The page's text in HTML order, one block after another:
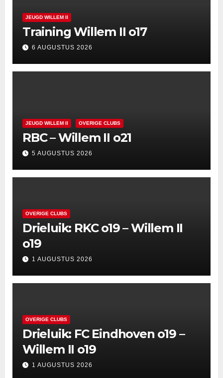
JEUGD WILLEM II
Training Willem II o17
6 AUGUSTUS 2026
JEUGD WILLEM II OVERIGE CLUBS
RBC – Willem II o21
5 AUGUSTUS 2026
OVERIGE CLUBS
Drieluik: RKC o19 – Willem II
o19
1 AUGUSTUS 2026
OVERIGE CLUBS
Drieluik: FC Eindhoven o19 –
Willem II o19
1 AUGUSTUS 2026